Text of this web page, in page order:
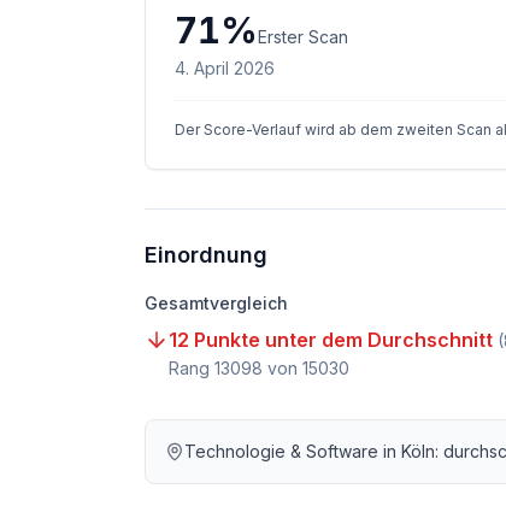
71%Erster Scan
4. April 2026
Der Score-Verlauf wird ab dem zweiten Scan
Einordnung
Gesamtvergleich
12 Punkte unter dem Durchschnitt (
Rang 13098 von 15030
Technologie & Software in Köln: